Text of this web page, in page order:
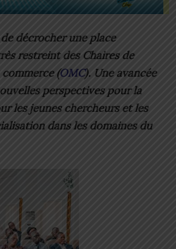
décrocher une place
restreint des Chaires de
(OMC). Une avancée
perspectives pour la
les jeunes chercheurs et les
dans les domaines du